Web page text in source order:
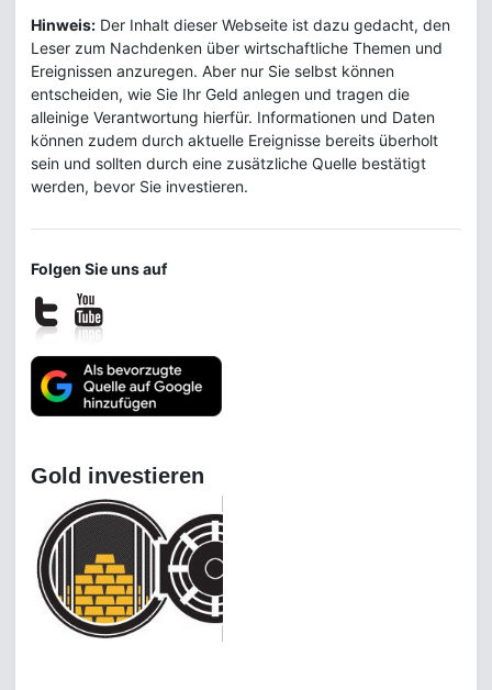
Hinweis: Der Inhalt dieser Webseite ist dazu gedacht, den
Leser zum Nachdenken über wirtschaftliche Themen und
Ereignissen anzuregen. Aber nur Sie selbst können
entscheiden, wie Sie Ihr Geld anlegen und tragen die
alleinige Verantwortung hierfür. Informationen und Daten
können zudem durch aktuelle Ereignisse bereits überholt
sein und sollten durch eine zusätzliche Quelle bestätigt
werden, bevor Sie investieren.
Folgen Sie uns auf
Gold investieren